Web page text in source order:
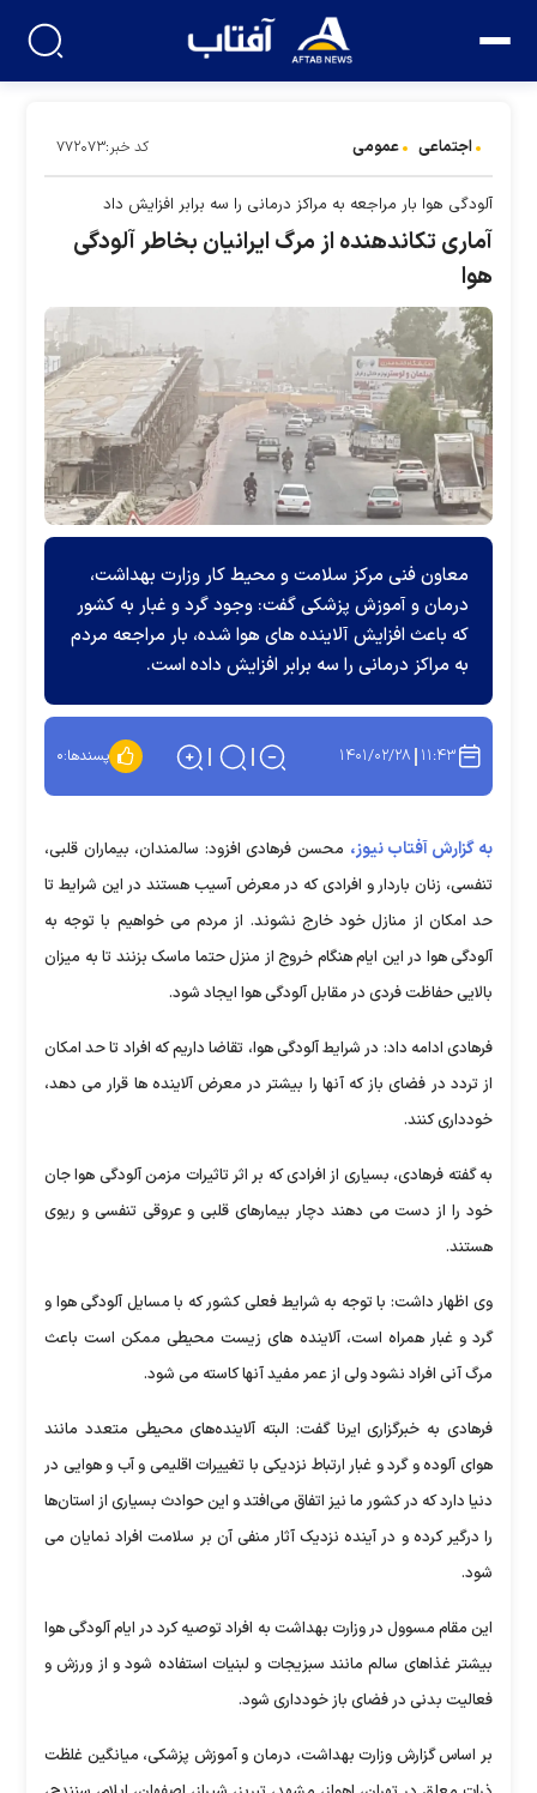
اجتماعی عمومی کد خبر:۷۷۲۰۷۳
آلودگی هوا بار مراجعه به مراکز درمانی را سه برابر افزایش داد
آماری تکاندهنده از مرگ ایرانیان بخاطر آلودگی
هوا
معاون فنی مرکز سلامت و محیط کار وزارت بهداشت،
درمان و آموزش پزشکی گفت: وجود گرد و غبار به کشور
که باعث افزایش آلاینده های هوا شده، بار مراجعه مردم
به مراکز درمانی را سه برابر افزایش داده است.
۱۱:۴۳ ۱۴۰۱/۰۲/۲۸ پسندها:۰
به گزارش آفتاب نیوز، محسن فرهادی افزود: سالمندان، بیماران قلبی،
تنفسی، زنان باردار و افرادی که در معرض آسیب هستند در این شرایط تا
حد امکان از منازل خود خارج نشوند. از مردم می خواهیم با توجه به
آلودگی هوا در این ایام هنگام خروج از منزل حتما ماسک بزنند تا به میزان
بالایی حفاظت فردی در مقابل آلودگی هوا ایجاد شود.
فرهادی ادامه داد: در شرایط آلودگی هوا، تقاضا داریم که افراد تا حد امکان
از تردد در فضای باز که آنها را بیشتر در معرض آلاینده ها قرار می دهد،
خودداری کنند.
به گفته فرهادی، بسیاری از افرادی که بر اثر تاثیرات مزمن آلودگی هوا جان
خود را از دست می دهند دچار بیمارهای قلبی و عروقی تنفسی و ریوی
هستند.
وی اظهار داشت: با توجه به شرایط فعلی کشور که با مسایل آلودگی هوا و
گرد و غبار همراه است، آلاینده های زیست محیطی ممکن است باعث
مرگ آنی افراد نشود ولی از عمر مفید آنها کاسته می شود.
فرهادی به خبرگزاری ایرنا گفت: البته آلاینده‌های محیطی متعدد مانند
هوای آلوده و گرد و غبار ارتباط نزدیکی با تغییرات اقلیمی و آب و هوایی در
دنیا دارد که در کشور ما نیز اتفاق می‌افتد و این حوادث بسیاری از استان‌ها
را درگیر کرده و در آینده‌ نزدیک آثار منفی آن بر سلامت افراد نمایان می
شود.
این مقام مسوول در وزارت بهداشت به افراد توصیه کرد در ایام آلودگی هوا
بیشتر غذاهای سالم مانند سبزیجات و لبنیات استفاده شود و از ورزش و
فعالیت بدنی در فضای باز خودداری شود.
بر اساس گزارش وزارت بهداشت، درمان و آموزش پزشکی، میانگین غلظت